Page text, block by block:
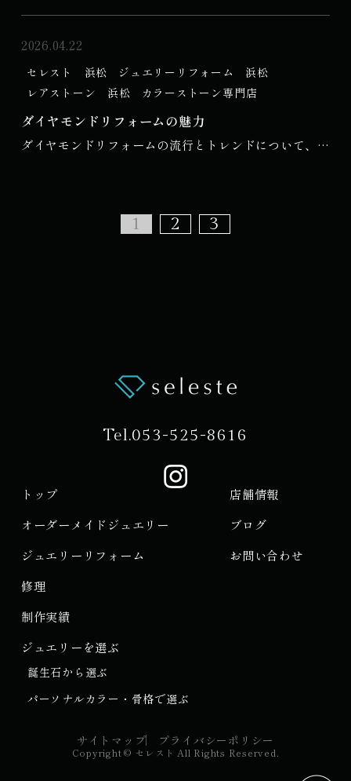
ジュエリーは古くから個人の趣味や個性を反映するもの
であり、特定のスタイルや時代を象徴することもありま
す。リングやネックレス、ピアス、ブレスレットなど、
それぞれのアイテムには独自の意味合いが込められてい
ることが多...
ダイヤモンド婚約指輪のリフォームは、一生の思い出を
新たにする素晴らしい方法です。どんな思い出がその指
輪に込められているのか、そしてそれを新しいデザイン
では掛川でのリフォームを考えている方に向けて、デザ
インやプロセスのポイントを詳しくご説明します。
サブセクション1.1: リフォームのメリット
2026.04.22
セレスト 浜松 ジュエリーリフォーム
浜松
レアストーン 浜松
カラーストーン専門店
ダイヤモンドリフォームの魅力
ダイヤモンドリフォームの流行とトレンドについて、豊
とを望んでいます。
リフォームのプロセスには、デザインを考案し、既存の
ダイヤモンドをどのように活用するかが含まれます。ダ
イヤモンドは...
1 2 3
Tel.053-525-8616
トップ
オーダーメイドジュエリー
ジュエリーリフォーム
修理
制作実績
ジュエリーを選ぶ
誕生石から選ぶ
パーソナルカラー・骨格で選ぶ
店舗情報
ブログ
お問い合わせ
サイトマップ プライバシーポリシー
Copyright© セレスト All Rights Reserved.